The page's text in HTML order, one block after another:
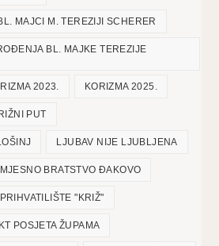
MAJCI M. TEREZIJI SCHERER
BL. MAJKE TEREZIJE
2023. KORIZMA 2025.
PUT
LJUBAV NIJE LJUBLJENA
MJESNO BRATSTVO ĐAKOVO
PRIHVATILIŠTE "KRIŽ"
POSJETA ŽUPAMA